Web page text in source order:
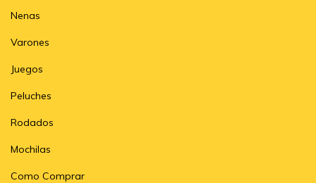
Nenas
Varones
Juegos
Peluches
Rodados
Mochilas
Como Comprar